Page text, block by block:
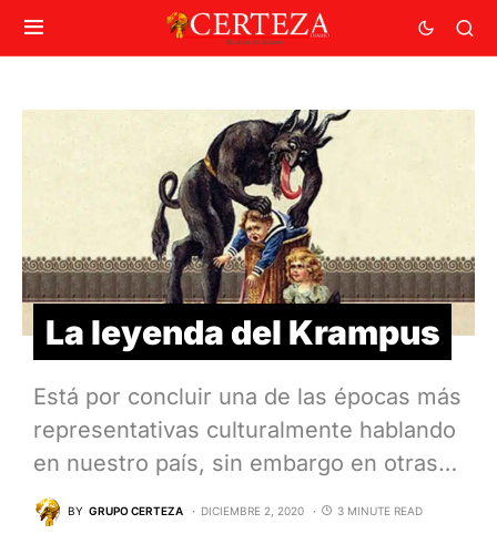
La leyenda del Krampus
Está por concluir una de las épocas más
representativas culturalmente hablando
en nuestro país, sin embargo en otras…
BY GRUPO CERTEZA DICIEMBRE 2, 2020 3 MINUTE READ